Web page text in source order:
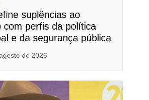
suplências ao
com perfis da política
e da segurança pública
de 2026